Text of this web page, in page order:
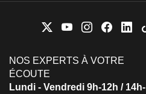
NOS EXPERTS À VOTRE
ÉCOUTE
Lundi - Vendredi 9h-12h / 14h-